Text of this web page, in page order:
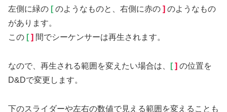
左側に緑の [のようなものと、右側に赤の ] のようなもの
があります。
この [ ] 間でシーケンサーは再生されます。
なので、再生される範囲を変えたい場合は、 [ ] の位置を
D&Dで変更します。
下のスライダーや左右の数値で見える範囲を変えることも